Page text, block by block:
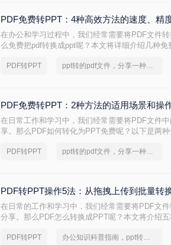
PDF免费转PPT：4种高效方法的速度、精
在办公和学习过程中，我们经常需要将PDF文件
么免费把pdf转换成ppt呢？本文将详细介绍几种免
PDF转PPT ppt转的pdf文件，分享一种简单的方法
PDF免费转PPT：2种方法的适用场景和操
在日常工作和学习中，我们经常需要将PDF文件
享。那么PDF如何转化为PPT免费呢？以下是两
PDF转PPT ppt转的pdf文件，分享一种简单的方法
PDF转PPT操作5法：从拖拽上传到批量转
在日常的工作和学习中，我们经常需要将PDF文
分享。那么PDF怎么转换成PPT呢？本文将介绍五
PDF转PPT 办公知识科普指南，ppt转换成pdf的操作方法